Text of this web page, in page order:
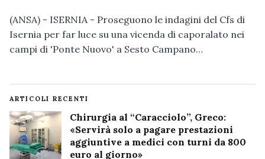
(ANSA) - ISERNIA - Proseguono le indagini del Cfs di
Isernia per far luce su una vicenda di caporalato nei
campi di 'Ponte Nuovo' a Sesto Campano…
ARTICOLI RECENTI
Chirurgia al “Caracciolo”, Greco:
«Servirà solo a pagare prestazioni
aggiuntive a medici con turni da 800
euro al giorno»